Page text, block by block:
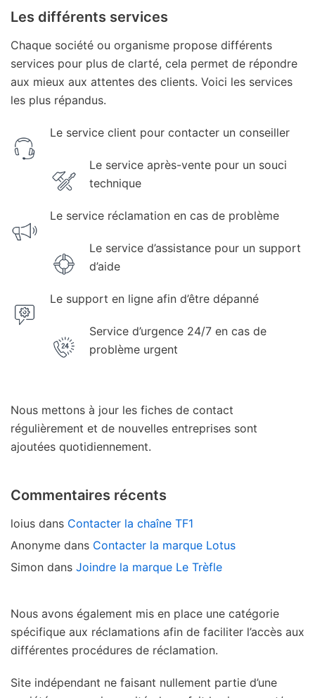
Les différents services
Chaque société ou organisme propose différents
services pour plus de clarté, cela permet de répondre
aux mieux aux attentes des clients. Voici les services
les plus répandus.
Le service client pour contacter un conseiller
Le service après-vente pour un souci
technique
Le service réclamation en cas de problème
Le service d’assistance pour un support
d’aide
Le support en ligne afin d’être dépanné
Service d’urgence 24/7 en cas de
problème urgent
Nous mettons à jour les fiches de contact
régulièrement et de nouvelles entreprises sont
ajoutées quotidiennement.
Commentaires récents
loius dans Contacter la chaîne TF1
Anonyme dans Contacter la marque Lotus
Simon dans Joindre la marque Le Trèfle
Nous avons également mis en place une catégorie
spécifique aux réclamations afin de faciliter l’accès aux
différentes procédures de réclamation.
Site indépendant ne faisant nullement partie d’une